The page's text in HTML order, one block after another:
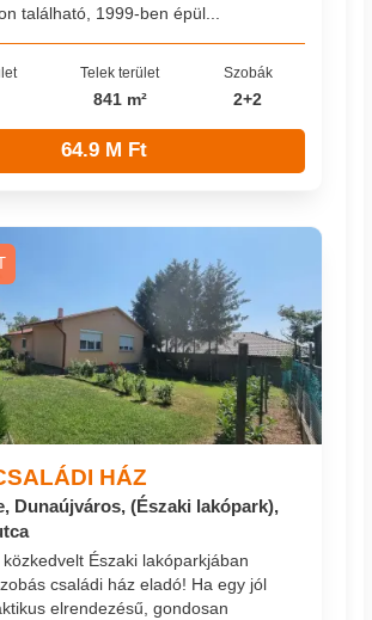
található, 1999-ben épül...
Telek terület
841 m²
Szobák
2+2
64.9 M Ft
HÁZ
Dunaújváros, (Északi lakópark),
Északi lakóparkjában
családi ház eladó! Ha egy jól
elrendezésű, gondosan